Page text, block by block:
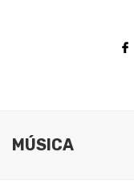
MÚSICA